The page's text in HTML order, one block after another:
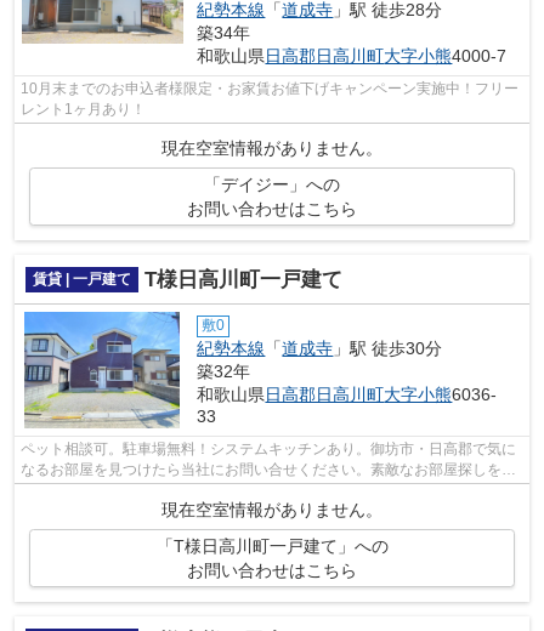
紀勢本線 「道成寺 」駅 徒歩28分
築34年
和歌山県日高郡日高川町大字小熊4000-7
10月末までのお申込者様限定・お家賃お値下げキャンペーン実施中！フリー
レント1ヶ月あり！
現在空室情報がありません。
「デイジー」への
お問い合わせはこちら
賃貸 | 一戸建て T様日高川町一戸建て
敷0
紀勢本線 「道成寺 」駅 徒歩30分
築32年
和歌山県日高郡日高川町大字小熊6036-
33
ペット相談可。駐車場無料！システムキッチンあり。御坊市・日高郡で気に
なるお部屋を見つけたら当社にお問い合せください。素敵なお部屋探しを全
現在空室情報がありません。
「T様日高川町一戸建て」への
お問い合わせはこちら